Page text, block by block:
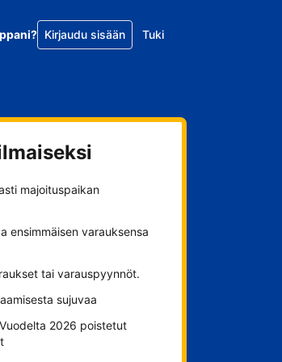
Kirjaudu sisään Tuki
majoituspaikan
ensimmäisen varauksensa
tai varauspyynnöt.
sujuvaa
2026 poistetut